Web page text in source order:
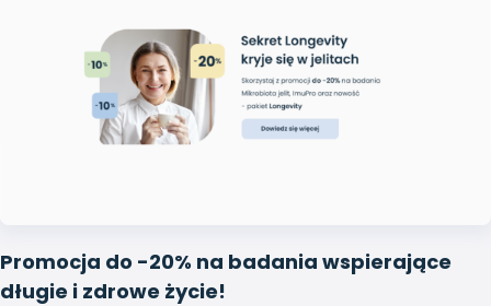
Promocja do -20% na badania wspierające
długie i zdrowe życie!